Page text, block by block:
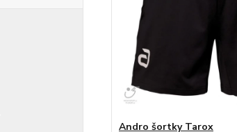
Andro šortky Tarox